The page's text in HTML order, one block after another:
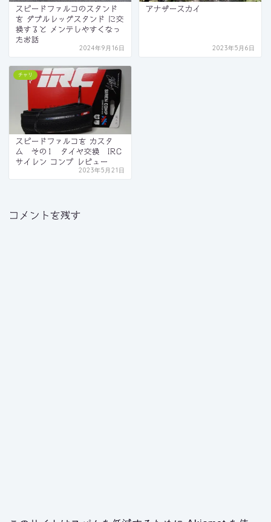
スピードファルコのスタンド
を ダブルレッグスタンド に交
換すると メンテしやすくなっ
たお話
2024年9月16日
アナザースカイ
2023年5月6日
チャリ
スピードファルコを カスタ
ム その1 タイヤ交換 IRC
サイレン コンプ レビュー
2023年5月21日
コメントを残す